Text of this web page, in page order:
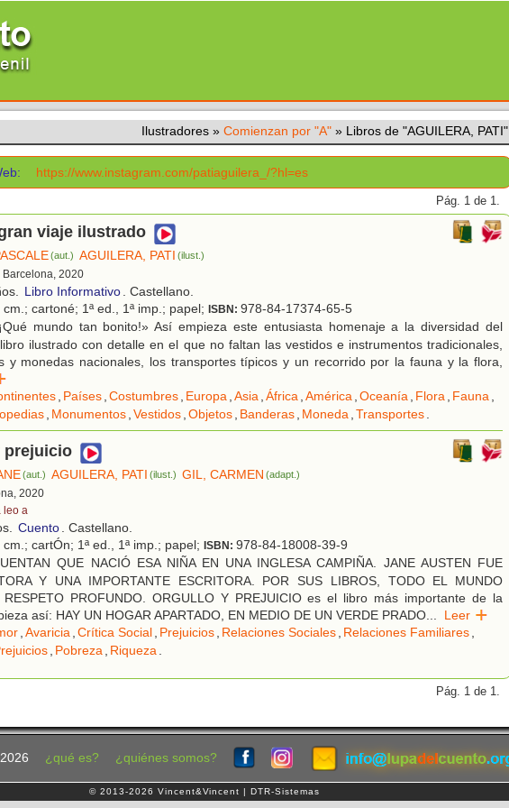
Ilustradores » Comienzan por "A" » Libros de "AGUILERA, PATI"
https://www.instagram.com/patiaguilera_/?hl=es
Pág. 1 de 1.
viaje ilustrado
(aut.) AGUILERA, PATI (ilust.)
Barcelona, 2020
Libro Informativo. Castellano.
cartoné; 1ª ed., 1ª imp.; papel; ISBN: 978-84-17374-65-5
mundo tan bonito!» Así empieza este entusiasta homenaje a la diversidad del
ilustrado con detalle en el que no faltan las vestidos e instrumentos tradicionales,
y monedas nacionales, los transportes típicos y un recorrido por la fauna y la flora,
, Países,Costumbres, Europa,Asia,África,América,Oceanía, Flora, Fauna,
, Monumentos,Vestidos,Objetos, Banderas, Moneda,Transportes.
prejuicio
(aut.) AGUILERA, PATI (ilust.) GIL, CARMEN (adapt.)
2020
leo a
Cuento. Castellano.
cartÓn; 1ª ed., 1ª imp.; papel; ISBN: 978-84-18008-39-9
QUE NACIÓ ESA NIÑA EN UNA INGLESA CAMPIÑA. JANE AUSTEN FUE
Y UNA IMPORTANTE ESCRITORA. POR SUS LIBROS, TODO EL MUNDO
RESPETO PROFUNDO. ORGULLO Y PREJUICIO es el libro más importante de la
así: HAY UN HOGAR APARTADO, EN MEDIO DE UN VERDE PRADO... Leer
,Avaricia,Crítica Social, Prejuicios, Relaciones Sociales, Relaciones Familiares,
, Pobreza, Riqueza.
Pág. 1 de 1.
¿qué es? ¿quiénes somos?
© 2013-2026 Vincent&Vincent | DTR-Sistemas